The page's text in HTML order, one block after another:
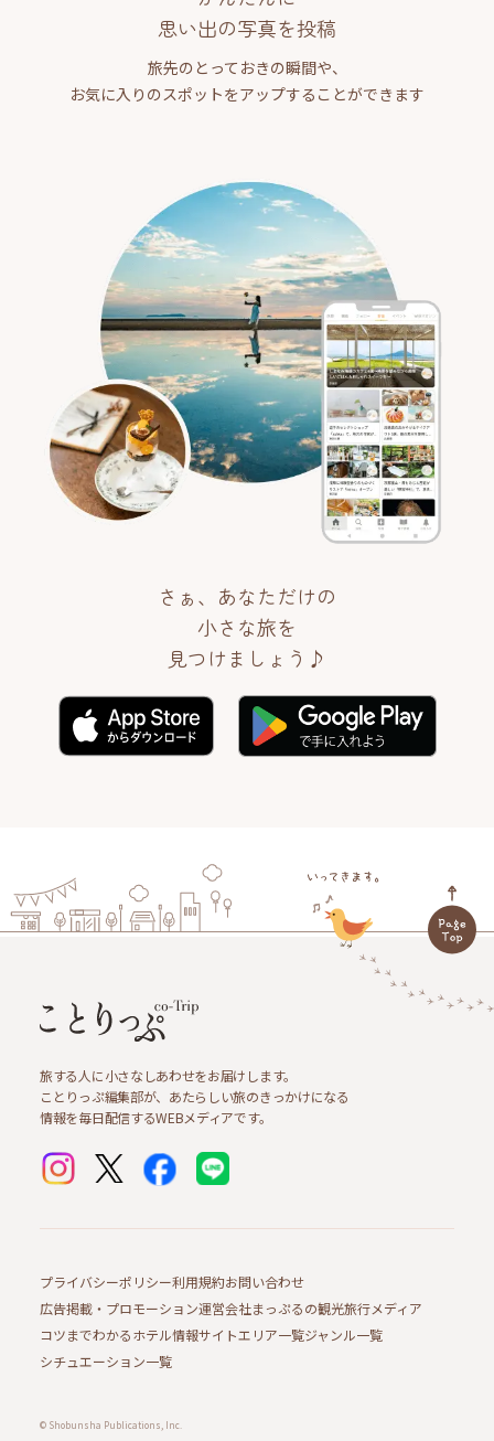
思い出の写真を投稿
旅先のとっておきの瞬間や、
お気に入りのスポットをアップすることができます
さぁ、あなただけの
小さな旅を
見つけましょう♪
旅する人に小さなしあわせをお届けします。
ことりっぷ編集部が、あたらしい旅のきっかけになる
情報を毎日配信するWEBメディアです。
プライバシーポリシー利用規約お問い合わせ
広告掲載・プロモーション運営会社まっぷるの観光旅行メディア
コツまでわかるホテル情報サイトエリア一覧ジャンル一覧
シチュエーション一覧
© Shobunsha Publications, Inc.